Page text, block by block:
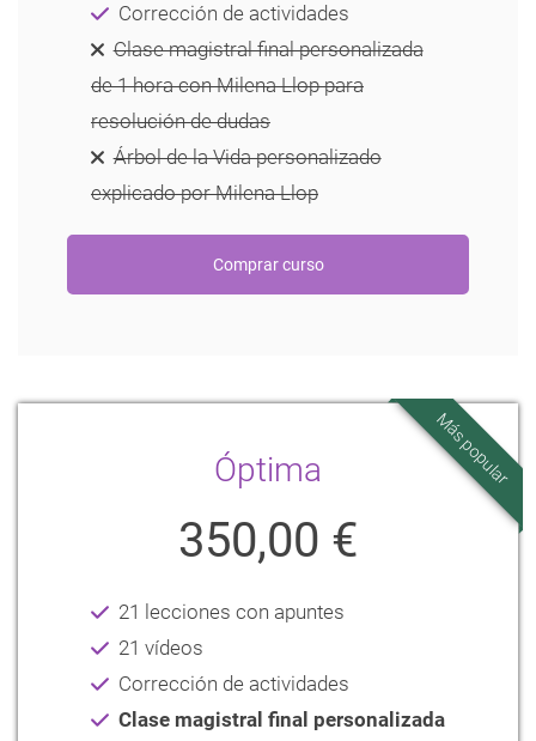
Corrección de actividades
Clase magistral final personalizada
de 1 hora con Milena Llop para
resolución de dudas
Árbol de la Vida personalizado
explicado por Milena Llop
Óptima Más popular
350,00 €
21 lecciones con apuntes
21 vídeos
Corrección de actividades
Clase magistral final personalizada